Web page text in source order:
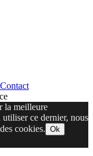
Contact
la meilleure
ce dernier, nous
cookies. Ok